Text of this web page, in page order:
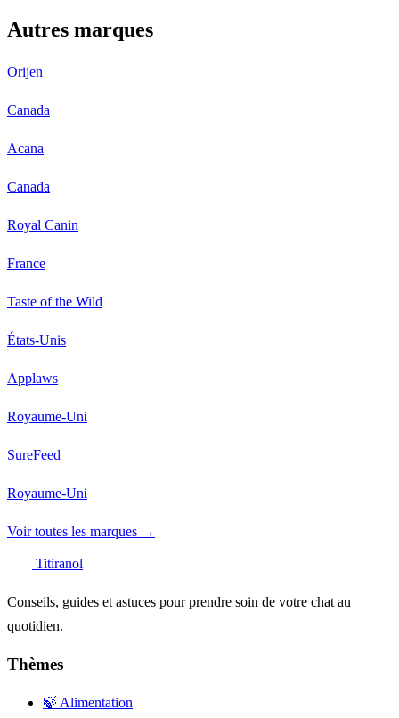
Autres marques
Orijen
Canada
Acana
Canada
Royal Canin
France
Taste of the Wild
États-Unis
Applaws
Royaume-Uni
SureFeed
Royaume-Uni
Voir toutes les marques →
Titiranol
Conseils, guides et astuces pour prendre soin de votre chat au
quotidien.
Thèmes
🍃 Alimentation